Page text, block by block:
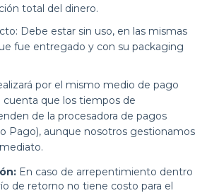
total del dinero.
Debe estar sin uso, en las mismas
fue entregado y con su packaging
por el mismo medio de pago
cuenta que los tiempos de
de la procesadora de pagos
Pago), aunque nosotros gestionamos
En caso de arrepentimiento dentro
de retorno no tiene costo para el